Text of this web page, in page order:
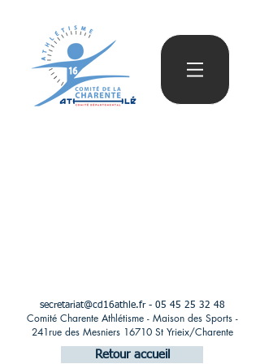
secretariat@cd16athle.fr- 05 45 25 32 48
Comité Charente Athlétisme - Maison des Sports -
241rue des Mesniers 16710 St Yrieix/Charente
Retour accueil